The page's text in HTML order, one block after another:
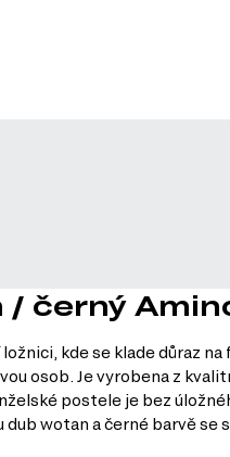
/ černý
kde se klade důraz
osob. Je vyrobena z
postele je bez
wotan a černé barvě